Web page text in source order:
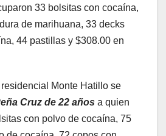
33 bolsitas con cocaína,
de marihuana, 33 decks
44 pastillas y $308.00 en
Monte Hatillo se
Cruz de 22 años a quien
con polvo de cocaína, 75